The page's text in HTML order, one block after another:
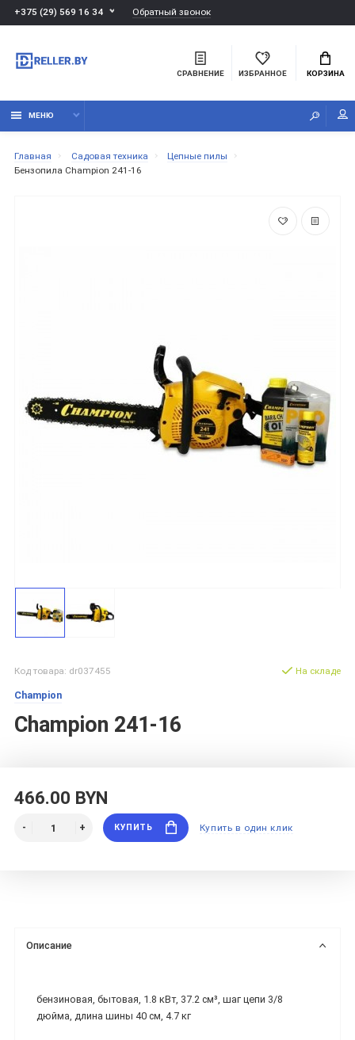
+375 (29) 569 16 34 Обратный звонок
СРАВНЕНИЕ ИЗБРАННОЕ КОРЗИНА
МЕНЮ
Главная Садовая техника
Цепные пилы
Бензопила Champion 241-16
Код товара: dr037455
Champion
Champion 241-16
На складе
466.00 BYN
КУПИТЬ Купить в один клик
Описание
бензиновая, бытовая, 1.8 кВт, 37.2 см³, шаг цепи 3/8
дюйма, длина шины 40 см, 4.7 кг